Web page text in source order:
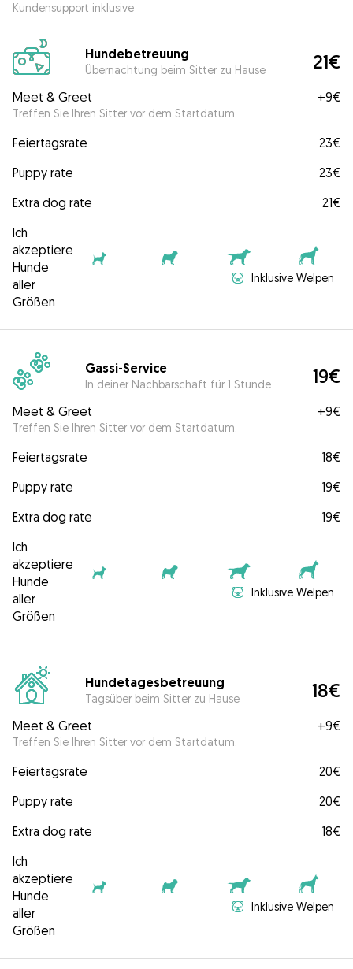
Kundensupport inklusive
Hundebetreuung
Übernachtung beim Sitter zu Hause 21€
Meet & Greet
Treffen Sie Ihren Sitter vor dem Startdatum.
+9€
Feiertagsrate
23€
Puppy rate
23€
Extra dog rate
21€
Ich
akzeptiere
Hunde
aller
Größen
Inklusive Welpen
Gassi-Service
In deiner Nachbarschaft für 1 Stunde 19€
Meet & Greet
Treffen Sie Ihren Sitter vor dem Startdatum.
+9€
Feiertagsrate
18€
Puppy rate
19€
Extra dog rate
19€
Ich
akzeptiere
Hunde
aller
Größen
Inklusive Welpen
Hundetagesbetreuung
Tagsüber beim Sitter zu Hause 18€
Meet & Greet
Treffen Sie Ihren Sitter vor dem Startdatum.
+9€
Feiertagsrate
20€
Puppy rate
20€
Extra dog rate
18€
Ich
akzeptiere
Hunde
aller
Größen
Inklusive Welpen